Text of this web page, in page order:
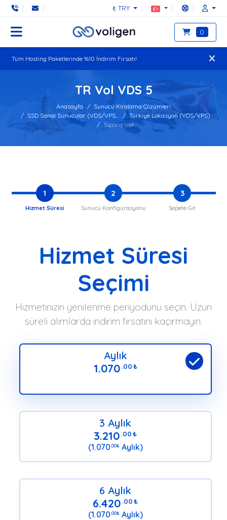
₺ TRY
0
Tüm Hosting Paketlerinde %10 İndirim Fırsatı!
TR Vol VDS 5
Anasayfa
Sunucu Kiralama Çözümleri
SSD Sanal Sunucular (VDS/VPS...
Türkiye Lokasyon (VDS/VPS)
Sipariş Ver
1
Hizmet Süresi
2
Sunucu Konfigürasyonu
3
Sepete Git
Hizmet Süresi
Seçimi
Hizmetinizin yenilenme periyodunu seçin. Uzun
süreli alımlarda indirim fırsatını kaçırmayın.
Aylık
1.070 .00₺
3 Aylık
3.210 .00 ₺
(1.070 .00₺Aylık)
6 Aylık
6.420 .00 ₺
(1.070 .00₺Aylık)